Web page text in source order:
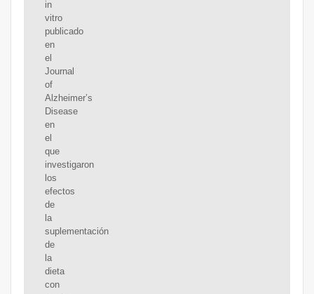
in
vitro
publicado
en
el
Journal
of
Alzheimer’s
Disease
en
el
que
investigaron
los
efectos
de
la
suplementación
de
la
dieta
con